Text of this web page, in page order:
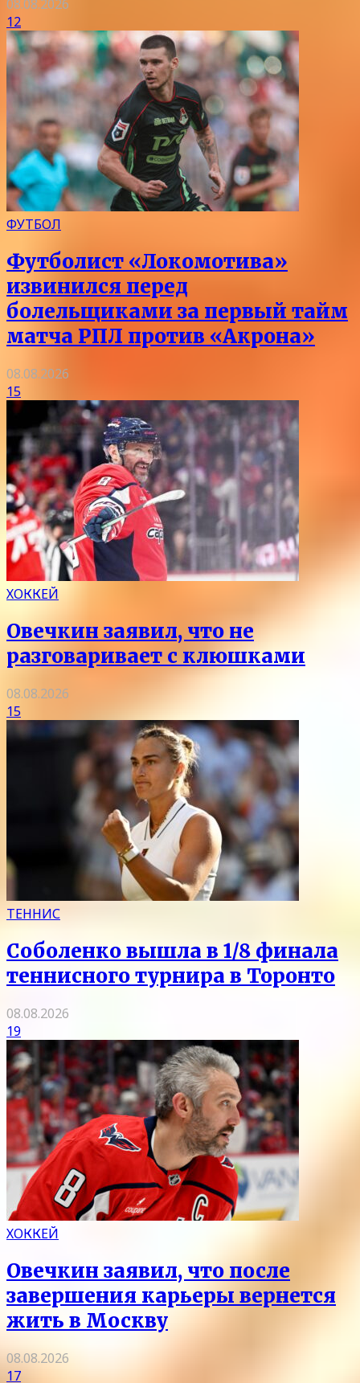
08.08.2026
12
ФУТБОЛ
Футболист «Локомотива»
извинился перед
болельщиками за первый тайм
матча РПЛ против «Акрона»
08.08.2026
15
ХОККЕЙ
Овечкин заявил, что не
разговаривает с клюшками
08.08.2026
15
ТЕННИС
Соболенко вышла в 1/8 финала
теннисного турнира в Торонто
08.08.2026
19
ХОККЕЙ
Овечкин заявил, что после
завершения карьеры вернется
жить в Москву
08.08.2026
17